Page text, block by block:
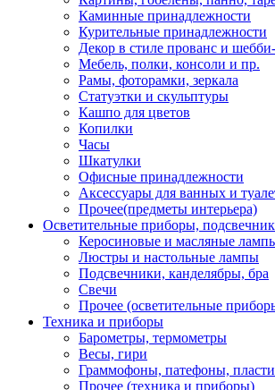
Каминные принадлежности
Курительные принадлежности
Декор в стиле прованс и
Мебель, полки, консоли и пр.
Рамы, фоторамки, зеркала
Статуэтки и скульптуры
Кашпо для цветов
Копилки
Часы
Шкатулки
Офисные принадлежности
Аксессуары для ванных и
Прочее(предметы интерьера)
Осветительные приборы,
Керосиновые и масляные
Люстры и настольные лампы
Подсвечники, канделябры, бра
Свечи
Прочее (осветительные
Техника и приборы
Барометры, термометры
Весы, гири
Граммофоны, патефоны,
Прочее (техника и приборы)